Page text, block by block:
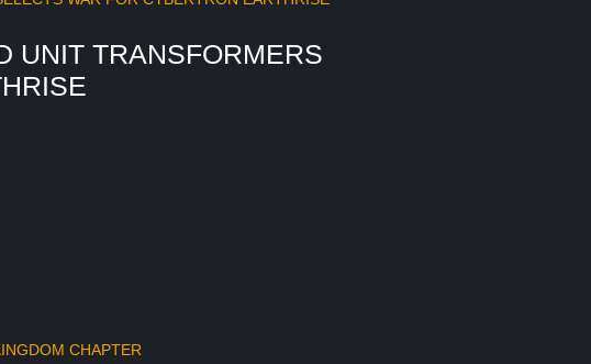
UNIT TRANSFORMERS